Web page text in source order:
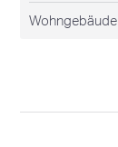
Wohngebäude